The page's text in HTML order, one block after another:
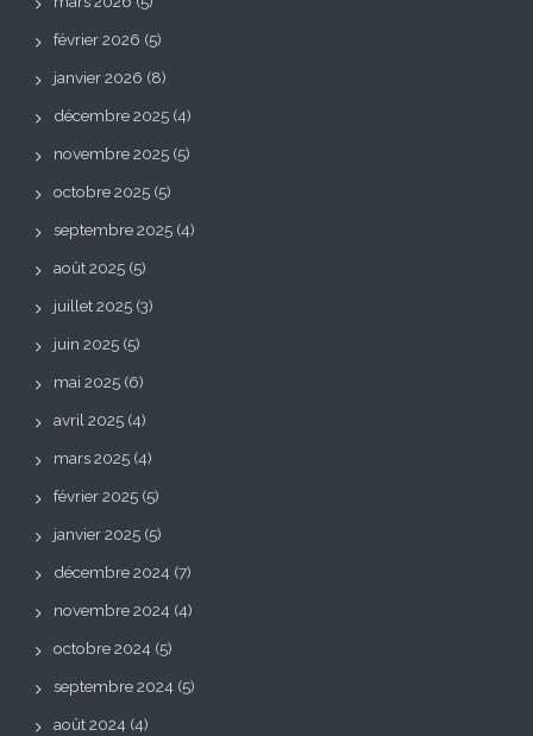
février 2026 (5)
janvier 2026 (8)
décembre 2025 (4)
novembre 2025 (5)
octobre 2025 (5)
septembre 2025 (4)
août 2025 (5)
juillet 2025 (3)
juin 2025 (5)
mai 2025 (6)
avril 2025 (4)
mars 2025 (4)
février 2025 (5)
janvier 2025 (5)
décembre 2024 (7)
novembre 2024 (4)
octobre 2024 (5)
septembre 2024 (5)
août 2024 (4)